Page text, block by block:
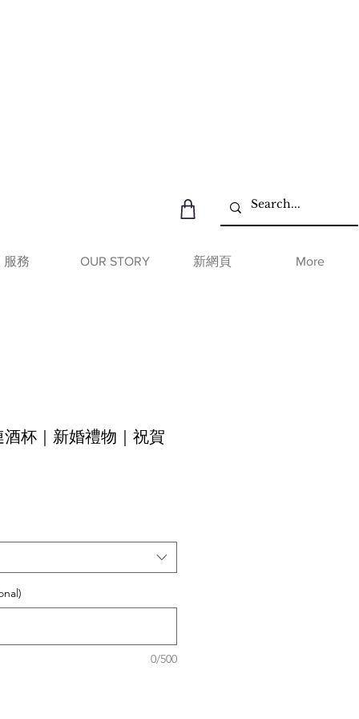
服務 OUR STORY 新網頁 More
杯｜新婚禮物｜祝賀
0/500